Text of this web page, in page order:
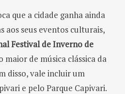
que a cidade ganha ainda
aos seus eventos culturais,
Festival de Inverno de
maior de música clássica da
disso, vale incluir um
e pelo Parque Capivari.